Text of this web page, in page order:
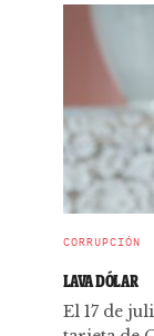
CORRUPCIÓN
LAVA DÓLAR
El 17 de